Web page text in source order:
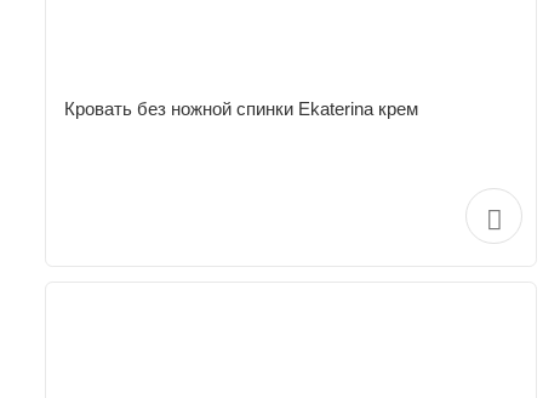
Кровать без ножной спинки Ekaterina крем